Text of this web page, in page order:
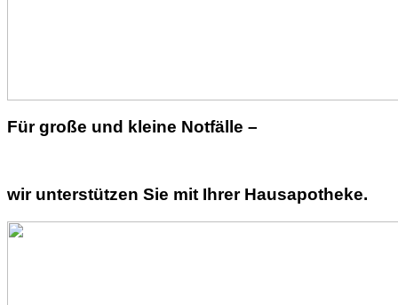
Für große und kleine Notfälle –
wir unterstützen Sie mit Ihrer Hausapotheke.